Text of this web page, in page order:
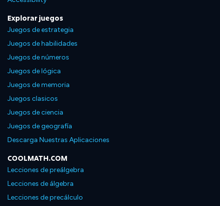
Explorar juegos
Juegos de estrategia
Juegos de habilidades
Juegos de números
Juegos de lógica
Juegos de memoria
Juegos clasicos
Juegos de ciencia
Juegos de geografía
Descarga Nuestras Aplicaciones
COOLMATH.COM
Lecciones de preálgebra
Lecciones de álgebra
Lecciones de precálculo